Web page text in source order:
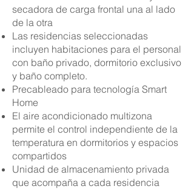
secadora de carga frontal una al lado
de la otra
Las residencias seleccionadas
incluyen habitaciones para el personal
con baño privado, dormitorio exclusivo
y baño completo.
Precableado para tecnología Smart
Home
El aire acondicionado multizona
permite el control independiente de la
temperatura en dormitorios y espacios
compartidos
Unidad de almacenamiento privada
que acompaña a cada residencia